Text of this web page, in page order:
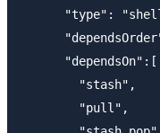
"type":
      "dependsOn":[
        "stash",
        "pull",